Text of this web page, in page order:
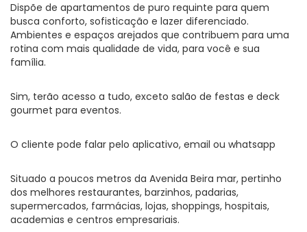
Dispõe de apartamentos de puro requinte para quem
busca conforto, sofisticação e lazer diferenciado.
Ambientes e espaços arejados que contribuem para uma
rotina com mais qualidade de vida, para você e sua
família.
Sim, terão acesso a tudo, exceto salão de festas e deck
gourmet para eventos.
O cliente pode falar pelo aplicativo, email ou whatsapp
Situado a poucos metros da Avenida Beira mar, pertinho
dos melhores restaurantes, barzinhos, padarias,
supermercados, farmácias, lojas, shoppings, hospitais,
academias e centros empresariais.